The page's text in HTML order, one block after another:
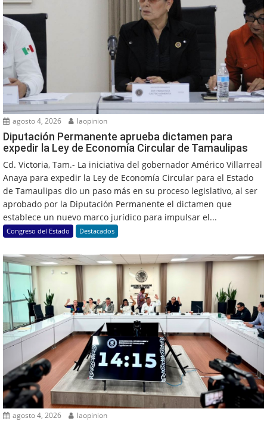
agosto 4, 2026 laopinion
Diputación Permanente aprueba dictamen para
expedir la Ley de Economía Circular de Tamaulipas
Cd. Victoria, Tam.- La iniciativa del gobernador Américo Villarreal
Anaya para expedir la Ley de Economía Circular para el Estado
de Tamaulipas dio un paso más en su proceso legislativo, al ser
aprobado por la Diputación Permanente el dictamen que
establece un nuevo marco jurídico para impulsar el...
Congreso del Estado Destacados
agosto 4, 2026 laopinion